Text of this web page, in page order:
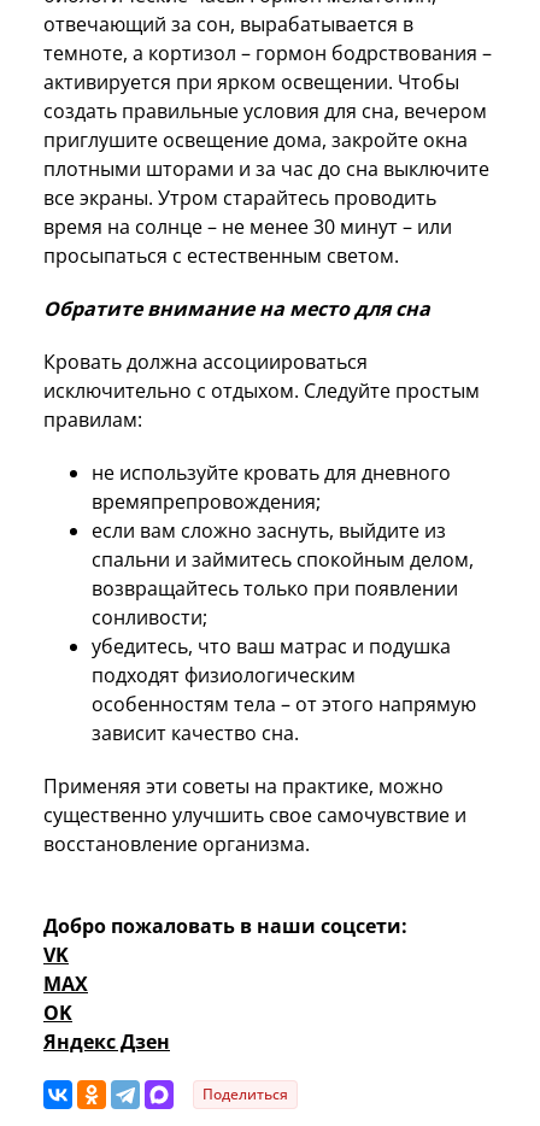
отвечающий за сон, вырабатывается в
темноте, а кортизол – гормон бодрствования –
активируется при ярком освещении. Чтобы
создать правильные условия для сна, вечером
приглушите освещение дома, закройте окна
плотными шторами и за час до сна выключите
все экраны. Утром старайтесь проводить
время на солнце – не менее 30 минут – или
просыпаться с естественным светом.
Обратите внимание на место для сна
Кровать должна ассоциироваться
исключительно с отдыхом. Следуйте простым
правилам:
не используйте кровать для дневного
времяпрепровождения;
если вам сложно заснуть, выйдите из
спальни и займитесь спокойным делом,
возвращайтесь только при появлении
сонливости;
убедитесь, что ваш матрас и подушка
подходят физиологическим
особенностям тела – от этого напрямую
зависит качество сна.
Применяя эти советы на практике, можно
существенно улучшить свое самочувствие и
восстановление организма.
Добро пожаловать в наши соцсети:
VK
MAX
OK
Яндекс Дзен
Поделиться